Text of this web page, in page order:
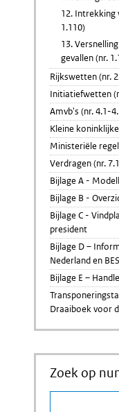
12. Intrekking
1.110)
13.
gevallen (nr.
Rijkswetten (nr.
Initiatiefwetten
Amvb's (nr. 4.1-
Kleine
Ministeriële
Verdragen (nr.
Bijlage A -
Bijlage B -
Bijlage C -
president
Bijlage D –
Nederland en BES
Bijlage E –
Draaiboek voor
Zoek op